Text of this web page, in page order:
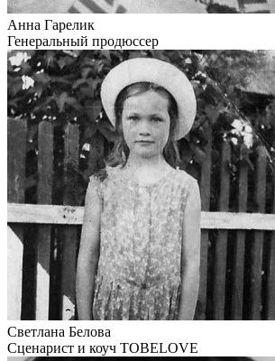
Анна Гарелик
Генеральный продюссер
Светлана Белова
Сценарист и коуч TOBELOVE